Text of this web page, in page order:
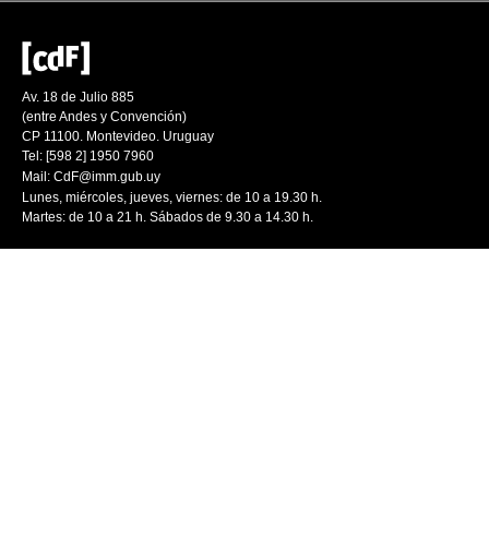
Av. 18 de Julio 885
(entre Andes y Convención)
CP 11100. Montevideo. Uruguay
Tel: [598 2] 1950 7960
Mail: CdF@imm.gub.uy
Lunes, miércoles, jueves, viernes: de 10 a 19.30 h.
Martes: de 10 a 21 h. Sábados de 9.30 a 14.30 h.